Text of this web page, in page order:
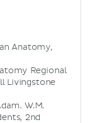
Anatomy,
Regional
Livingstone
W.M.
2nd